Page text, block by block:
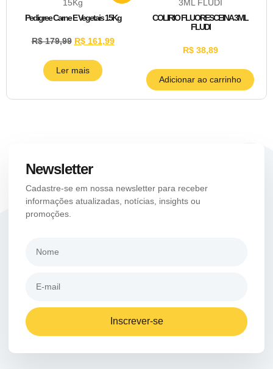
Pedigree Carne E Vegetais 15Kg
R$179,99 R$161,99
Ler mais
COLIRIO FLUORESCEINA 3ML
FLUDI
R$38,89
Adicionar ao carrinho
Newsletter
Cadastre-se em nossa newsletter para receber
informações atualizadas, notícias, insights ou
promoções.
Inscrever-se